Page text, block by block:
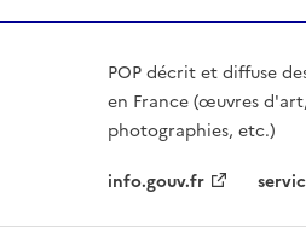
POP décrit et diffuse
en France (œuvres
photographies, etc.)
info.gouv.fr